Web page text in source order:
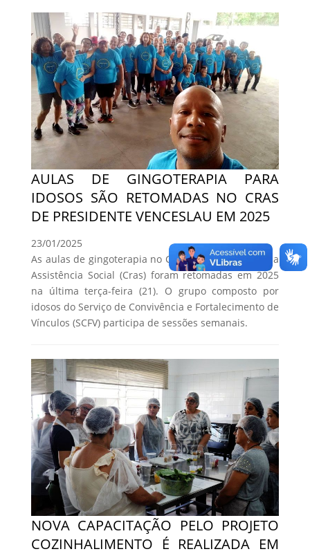
AULAS DE GINGOTERAPIA PARA
IDOSOS SÃO RETOMADAS NO CRAS
DE PRESIDENTE VENCESLAU EM 2025
23/01/2025
As aulas de gingoterapia no Centro de Referência da
Assistência Social (Cras) foram retomadas em 2025
na última terça-feira (21). O grupo composto por
idosos do Serviço de Convivência e Fortalecimento de
Vínculos (SCFV) participa de sessões semanais.
NOVA CAPACITAÇÃO PELO PROJETO
COZINHALIMENTO É REALIZADA EM